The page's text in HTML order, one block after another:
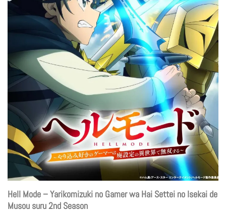
Hell Mode – Yarikomizuki no Gamer wa Hai Settei no Isekai de
Musou suru 2nd Season